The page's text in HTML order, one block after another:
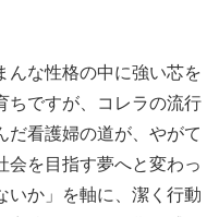
んな性格の中に強い芯を
ちですが、コレラの流行
だ看護婦の道が、やがて
会を目指す夢へと変わっ
いか」を軸に、潔く行動